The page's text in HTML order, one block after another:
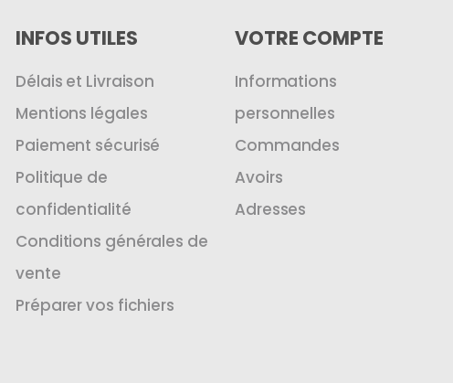
INFOS UTILES
Délais et Livraison
Mentions légales
Paiement sécurisé
Politique de
confidentialité
Conditions générales de
vente
Préparer vos fichiers
VOTRE COMPTE
Informations
personnelles
Commandes
Avoirs
Adresses